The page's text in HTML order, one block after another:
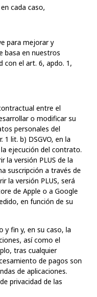
cada caso,
para mejorar y
basa en nuestros
con el art. 6, apdo. 1,
entre el
o modificar su
personales del
1 lit. b) DSGVO, en la
ejecución del contrato.
la versión PLUS de la
suscripción a través de
la versión PLUS, será
de Apple o a Google
en función de su
y fin y, en su caso, la
así como el
tras cualquier
de pagos son
de aplicaciones.
privacidad de las